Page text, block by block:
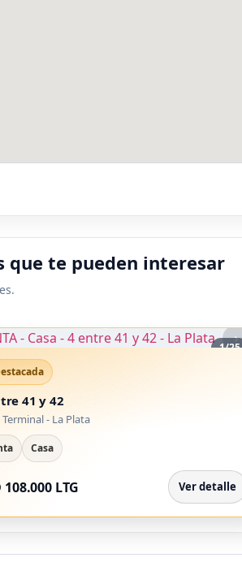
que te pueden interesar
›
1/25
41 y 42
- La Plata
Casa
108.000 LTG Ver detalle